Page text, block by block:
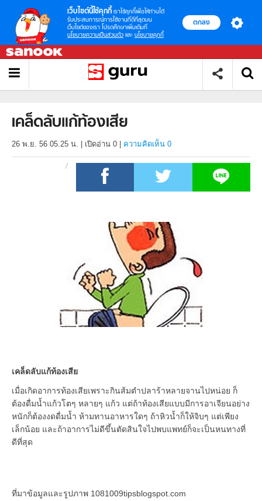
เว็บไซต์นี้ใช้คุกกี้ เราใช้คุกกี้เพื่อให้ท่านได้
รับประสบการณ์การใช้งานที่ดีที่สุดบน
เว็บไซต์ของเรา โปรดศึกษาเพิ่มเติมที่
นโยบายความเป็นส่วนตัว และ นโยบายคุกกี้
ตกลง
เคล็ดลับแก้ท้องเสีย
26 พ.ย. 56 05.25 น. เปิดอ่าน 0 ความคิดเห็น 0
เคล็ดลับแก้ท้องเสีย
เมื่อเกิดอาการท้องเสียเพราะกินส้มตำปลาร้าหลายจานไปหน่อย ก็
ต้องดื่มน้ำแก้วโตๆ หลายๆ แก้ว แต่ถ้าท้องเสียแบบมีการอาเจียนอย่าง
หนักก็ต้องงดดื่มน้ำ ห้ามทานอาหารใดๆ ถ้าหิวน้ำก็ให้จิบๆ แต่เพียง
เล็กน้อย และถ้าอาการไม่ดีขึ้นตัดสินใจไปพบแพทย์ก็จะเป็นหนทางที่
ดีที่สุด
ที่มาข้อมูลและรูปภาพ 1081009tipsblogspot.com